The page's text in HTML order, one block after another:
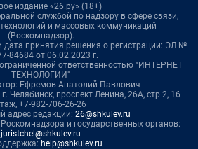
издание «26.ру» (18+)
службой по надзору в сфере связи,
и массовых коммуникаций
(Роскомнадзор).
дата принятия решения о регистрации: ЭЛ №
84684 от 06.02.2023 г.
ответственностью "ИНТЕРНЕТ
ТЕХНОЛОГИИ"
Ефремов Анатолий Павлович
Челябинск, проспект Ленина, 26А, стр.2, 16
+7-982-706-26-26
адрес редакции: 26@shkulev.ru
и государственных органов:
juristchel@shkulev.ru
help@shkulev.ru